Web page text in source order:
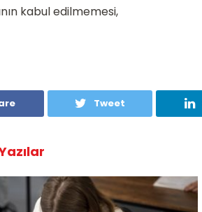
kabul edilmemesi,
Tweet